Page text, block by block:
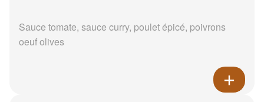
Sauce tomate, sauce curry, poulet épicé, poivrons
oeuf olives